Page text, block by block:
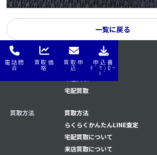
一覧に戻る
電話問
合
買取価
格
買取申
込
申込書
ﾀﾞｳﾝﾛｰ
ﾄﾞ
はじめてナビ
はじめてナビ
宅配買取
買取方法
買取方法
らくらくかんたんLINE査定
宅配買取について
来店買取について